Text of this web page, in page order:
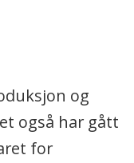
og
også har gått
for